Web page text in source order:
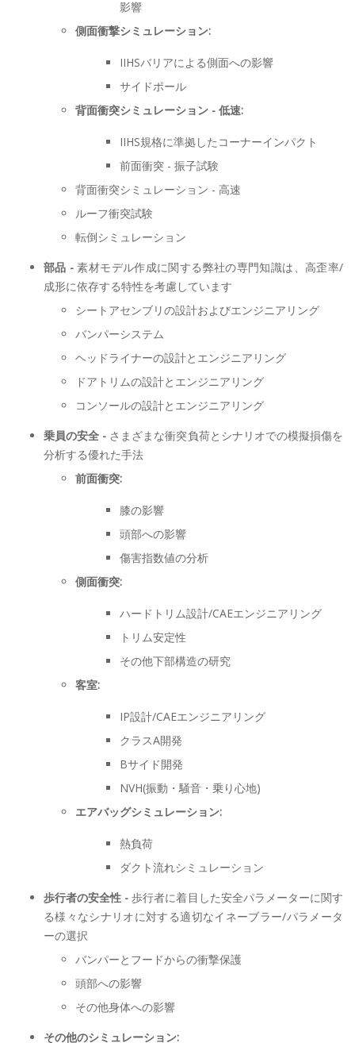
影響
側面衝撃シミュレーション:
IIHSバリアによる側面への影響
サイドポール
背面衝突シミュレーション - 低速:
IIHS規格に準拠したコーナーインパクト
前面衝突 - 振子試験
背面衝突シミュレーション - 高速
ルーフ衝突試験
転倒シミュレーション
部品 -素材モデル作成に関する弊社の専門知識は、高歪率/
成形に依存する特性を考慮しています
シートアセンブリの設計およびエンジニアリング
バンパーシステム
ヘッドライナーの設計とエンジニアリング
ドアトリムの設計とエンジニアリング
コンソールの設計とエンジニアリング
乗員の安全 - さまざまな衝突負荷とシナリオでの模擬損傷を
分析する優れた手法
前面衝突:
膝の影響
頭部への影響
傷害指数値の分析
側面衝突:
ハードトリム設計/CAEエンジニアリング
トリム安定性
その他下部構造の研究
客室:
IP設計/CAEエンジニアリング
クラスA開発
Bサイド開発
NVH(振動・騒音・乗り心地)
エアバッグシミュレーション:
熱負荷
ダクト流れシミュレーション
歩行者の安全性 -歩行者に着目した安全パラメーターに関す
る様々なシナリオに対する適切なイネーブラー/パラメータ
ーの選択
バンパーとフードからの衝撃保護
頭部への影響
その他身体への影響
その他のシミュレーション: